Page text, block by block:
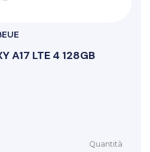
A17 LTE 4 128GB
Quantità